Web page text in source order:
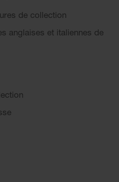
de collection
anglaises et italiennes de